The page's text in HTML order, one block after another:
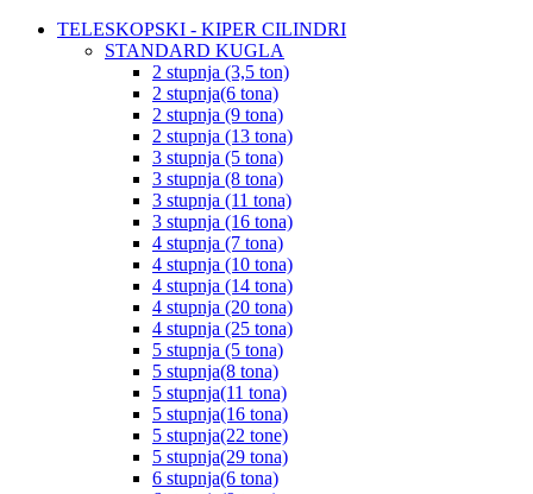
TELESKOPSKI - KIPER CILINDRI
STANDARD KUGLA
2 stupnja (3,5 ton)
2 stupnja(6 tona)
2 stupnja (9 tona)
2 stupnja (13 tona)
3 stupnja (5 tona)
3 stupnja (8 tona)
3 stupnja (11 tona)
3 stupnja (16 tona)
4 stupnja (7 tona)
4 stupnja (10 tona)
4 stupnja (14 tona)
4 stupnja (20 tona)
4 stupnja (25 tona)
5 stupnja (5 tona)
5 stupnja(8 tona)
5 stupnja(11 tona)
5 stupnja(16 tona)
5 stupnja(22 tone)
5 stupnja(29 tona)
6 stupnja(6 tona)